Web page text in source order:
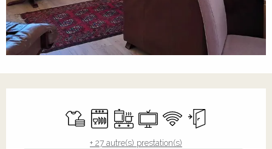
Draps et linge
Lave vaisselle
Plaque de cuisson
Télévision
WiFi Entrée
+ 27 autre(s) prestation(s)